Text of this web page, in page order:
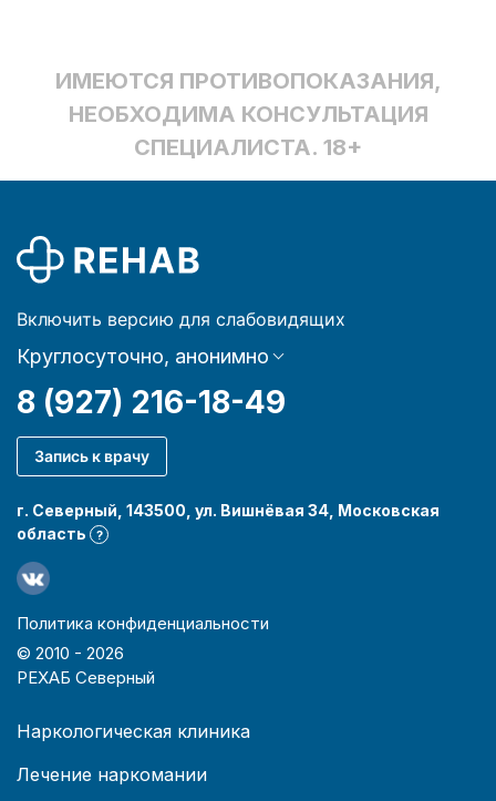
ИМЕЮТСЯ ПРОТИВОПОКАЗАНИЯ,
НЕОБХОДИМА КОНСУЛЬТАЦИЯ
СПЕЦИАЛИСТА. 18+
Включить версию для слабовидящих
Круглосуточно, анонимно
8 (927) 216-18-49
Запись к врачу
г. Северный, 143500, ул. Вишнёвая 34, Московская
область
?
Политика конфиденциальности
© 2010 - 2026
РЕХАБ Северный
Наркологическая клиника
Лечение наркомании